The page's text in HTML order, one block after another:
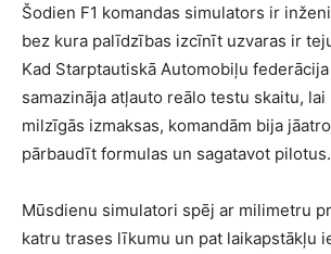
Šodien F1 komandas simulators ir
bez kura palīdzības izcīnīt uzvaras ir
Kad Starptautiskā Automobiļu
samazināja atļauto reālo testu skaitu, lai
milzīgās izmaksas, komandām bija
pārbaudīt formulas un sagatavot pilotus.
Mūsdienu simulatori spēj ar milimetru
katru trases līkumu un pat laikapstākļu